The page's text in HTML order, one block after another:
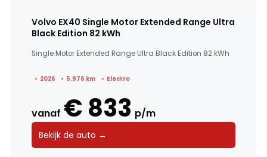
Volvo EX40 Single Motor Extended Range Ultra
Black Edition 82 kWh
Single Motor Extended Range Ultra Black Edition 82 kWh
2026 5.976 km Electro
vanaf € 833 p/m
Bekijk de auto →